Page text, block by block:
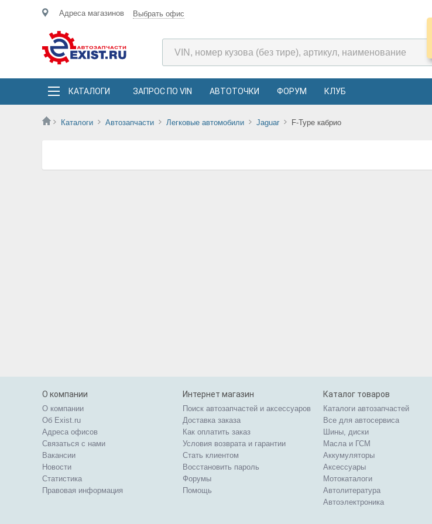
Адреса магазинов Выбрать офис
КАТАЛОГИ ЗАПРОС ПО VIN АВТОТОЧКИ ФОРУМ КЛУБ
Каталоги Автозапчасти Легковые автомобили Jaguar F-Type кабрио
О компании
О компании
Об Exist.ru
Адреса офисов
Связаться с нами
Вакансии
Новости
Статистика
Правовая информация
Интернет магазин
Поиск автозапчастей и аксессуаров
Доставка заказа
Как оплатить заказ
Условия возврата и гарантии
Стать клиентом
Восстановить пароль
Форумы
Помощь
Каталог товаров
Каталоги автозапчастей
Все для автосервиса
Шины, диски
Масла и ГСМ
Аккумуляторы
Аксессуары
Мотокаталоги
Автолитература
Автоэлектроника